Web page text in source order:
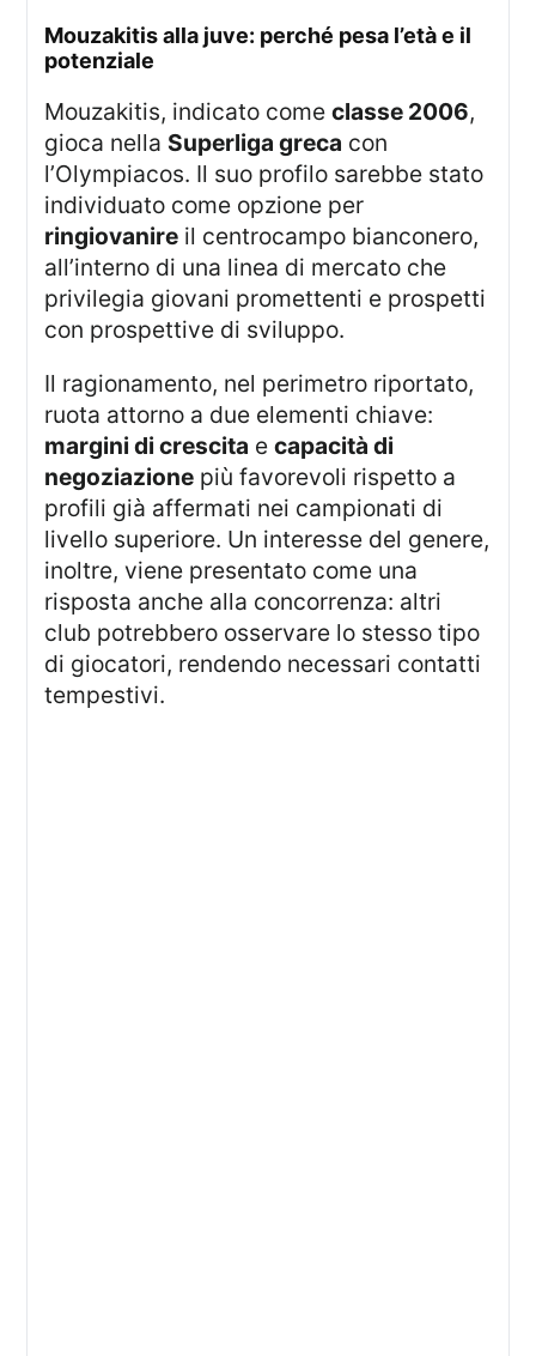
mouzakitis alla juve: perché pesa l’età e il
potenziale
Mouzakitis, indicato comeclasse 2006,
gioca nella Superliga greca con
l’Olympiacos. Il suo profilo sarebbe stato
individuato come opzione per
ringiovanire il centrocampo bianconero,
all’interno di una linea di mercato che
privilegia giovani promettenti e prospetti
con prospettive di sviluppo.
Il ragionamento, nel perimetro riportato,
ruota attorno a due elementi chiave:
margini di crescita ecapacità di
negoziazione più favorevoli rispetto a
profili già affermati nei campionati di
livello superiore. Un interesse del genere,
inoltre, viene presentato come una
risposta anche alla concorrenza: altri
club potrebbero osservare lo stesso tipo
di giocatori, rendendo necessari contatti
tempestivi.